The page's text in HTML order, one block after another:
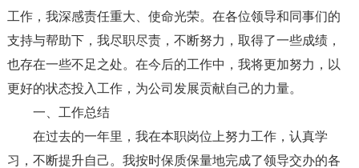
工作，我深感责任重大、使命光荣。在各位领导和同事们的
支持与帮助下，我尽职尽责，不断努力，取得了一些成绩，
也存在一些不足之处。在今后的工作中，我将更加努力，以
更好的状态投入工作，为公司发展贡献自己的力量。
一、工作总结
在过去的一年里，我在本职岗位上努力工作，认真学
习，不断提升自己。我按时保质保量地完成了领导交办的各